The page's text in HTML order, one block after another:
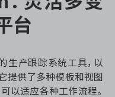
台
生产跟踪系统工具，以
提供了多种模板和视图
以适应各种工作流程。